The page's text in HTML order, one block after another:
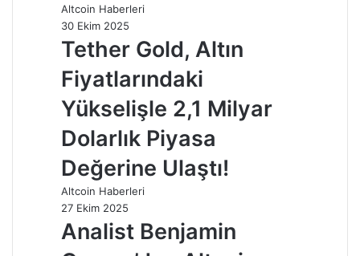
Altcoin Haberleri
30 Ekim 2025
Tether Gold, Altın
Fiyatlarındaki
Yükselişle 2,1 Milyar
Dolarlık Piyasa
Değerine Ulaştı!
Altcoin Haberleri
27 Ekim 2025
Analist Benjamin